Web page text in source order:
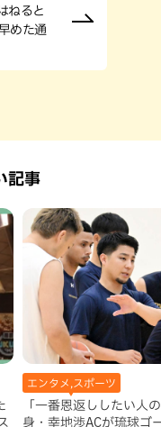
ねると
めた通
記事
エンタメ,スポーツ
「一番恩返ししたい人
身・幸地渉ACが琉球ゴ